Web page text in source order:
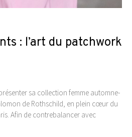
: l’art du patchwork
sa collection femme automne-
de Rothschild, en plein cœur du
Afin de contrebalancer avec